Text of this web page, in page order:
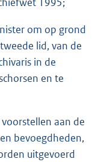
om op grond
lid, van de
in de
en te
aan de
bevoegdheden,
uitgevoerd